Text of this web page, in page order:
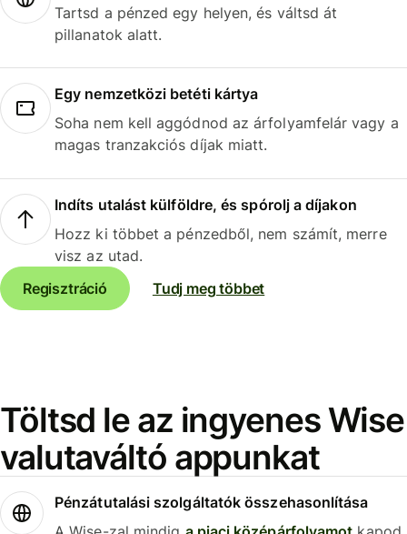
Tartsd a pénzed egy helyen, és váltsd át
pillanatok alatt.
Egy nemzetközi betéti kártya
Soha nem kell aggódnod az árfolyamfelár vagy a
magas tranzakciós díjak miatt.
Indíts utalást külföldre, és spórolj a díjakon
Hozz ki többet a pénzedből, nem számít, merre
visz az utad.
Regisztráció
Tudj meg többet
Töltsd le az ingyenes Wise
valutaváltó appunkat
Pénzátutalási szolgáltatók összehasonlítása